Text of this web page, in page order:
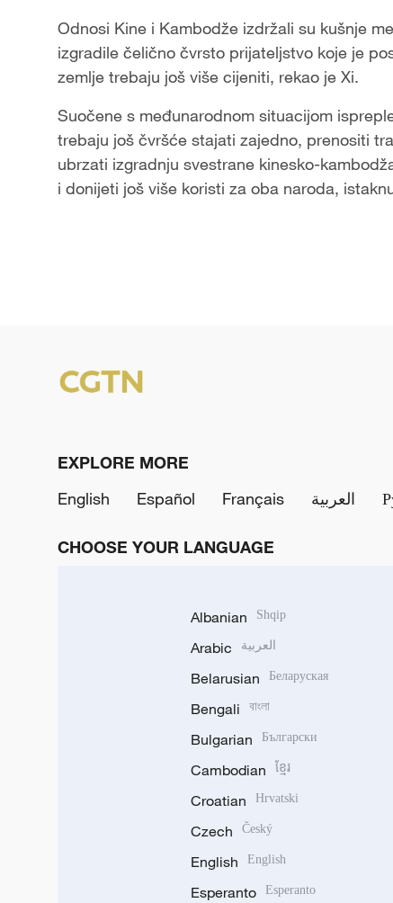
Odnosi Kine i Kambodže izdržali su kušnje
izgradile čelično čvrsto prijateljstvo koje je
zemlje trebaju još više cijeniti, rekao je Xi.
Suočene s međunarodnom situacijom
trebaju još čvršće stajati zajedno, prenositi
ubrzati izgradnju svestrane kinesko-
i donijeti još više koristi za oba naroda,
EXPLORE MORE
English
Español Français العربية
CHOOSE YOUR LANGUAGE
Albanian Shqip
Arabic العربية
Belarusian Беларуская
Bengali বাংলা
Bulgarian Български
Cambodian ខ្មែរ
Croatian Hrvatski
Czech Český
English English
Esperanto Esperanto